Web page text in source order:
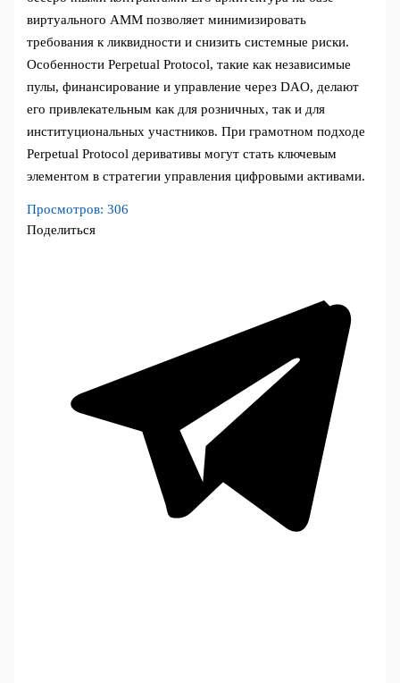
виртуального AMM позволяет минимизировать
требования к ликвидности и снизить системные риски.
Особенности Perpetual Protocol, такие как независимые
пулы, финансирование и управление через DAO, делают
его привлекательным как для розничных, так и для
институциональных участников. При грамотном подходе
Perpetual Protocol деривативы могут стать ключевым
элементом в стратегии управления цифровыми активами.
Просмотров: 306
Поделиться